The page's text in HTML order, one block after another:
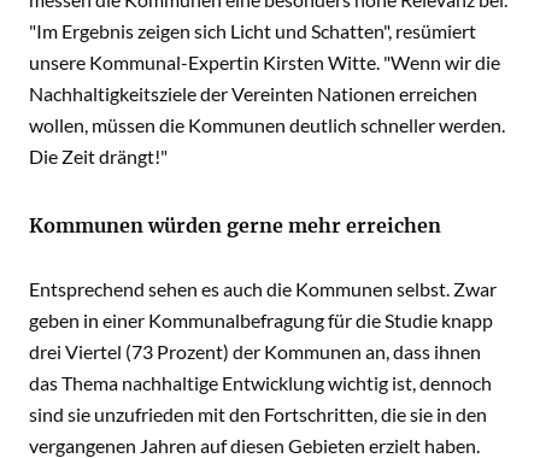
"Im Ergebnis zeigen sich Licht und Schatten", resümiert
unsere Kommunal-Expertin Kirsten Witte. "Wenn wir die
Nachhaltigkeitsziele der Vereinten Nationen erreichen
wollen, müssen die Kommunen deutlich schneller werden.
Die Zeit drängt!"
Kommunen würden gerne mehr erreichen
Entsprechend sehen es auch die Kommunen selbst. Zwar
geben in einer Kommunalbefragung für die Studie knapp
drei Viertel (73 Prozent) der Kommunen an, dass ihnen
das Thema nachhaltige Entwicklung wichtig ist, dennoch
sind sie unzufrieden mit den Fortschritten, die sie in den
vergangenen Jahren auf diesen Gebieten erzielt haben.